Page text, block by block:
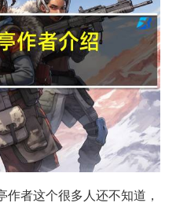
作者这个很多人还不知道，